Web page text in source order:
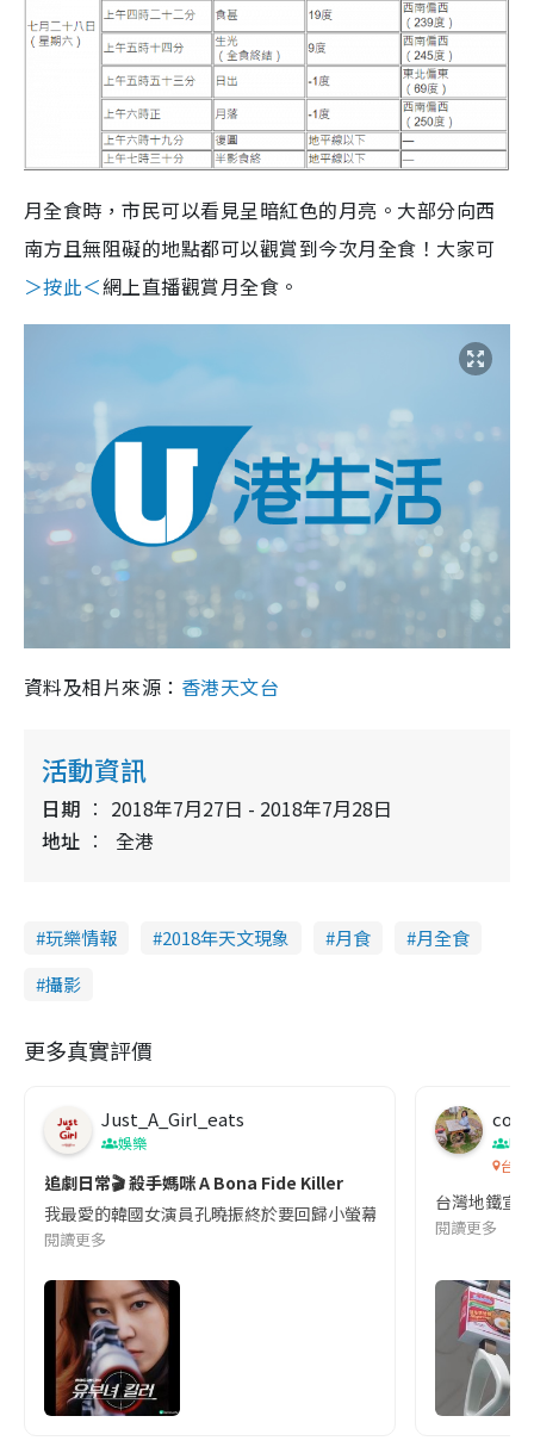
月全食時，市民可以看見呈暗紅色的月亮。大部分向西
南方且無阻礙的地點都可以觀賞到今次月全食！大家可
＞按此＜網上直播觀賞月全食。
資料及相片來源： 香港天文台
活動資訊
日期
2018年7月27日 - 2018年7月28日
地址
全港
玩樂情報 2018年天文現象 月食
月全食
攝影
更多真實評價
Just_A_Girl_eats
娛樂
追劇日常🎬 殺手媽咪 A Bona Fide Killer
我最愛的韓國女演員孔曉振終於要回歸小螢幕啦!這次的劇本改編
閱讀更多
co
吹
台灣
台灣地鐵宣
閱讀更多